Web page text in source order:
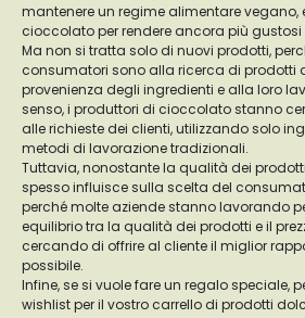
mantenere un regime alimentare vegano,
cioccolato per rendere ancora più gustosi
Ma non si tratta solo di nuovi prodotti,
consumatori sono alla ricerca di prodotti
provenienza degli ingredienti e alla loro
senso, i produttori di cioccolato stanno
alle richieste dei clienti, utilizzando solo
metodi di lavorazione tradizionali.
Tuttavia, nonostante la qualità dei
spesso influisce sulla scelta del
perché molte aziende stanno lavorando
equilibrio tra la qualità dei prodotti e il
cercando di offrire al cliente il miglior
possibile.
Infine, se si vuole fare un regalo speciale,
wishlist per il vostro carrello di prodotti